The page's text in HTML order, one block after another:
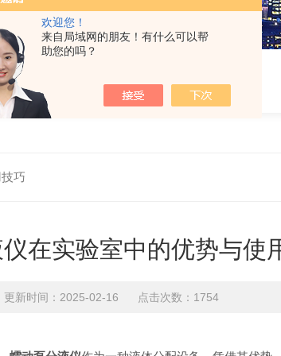
欢迎您！
来自局域网的朋友！有什么可以帮
助您的吗？
巧
在实验室中的优势与使
更新时间：2025-02-16 点击次数：1754